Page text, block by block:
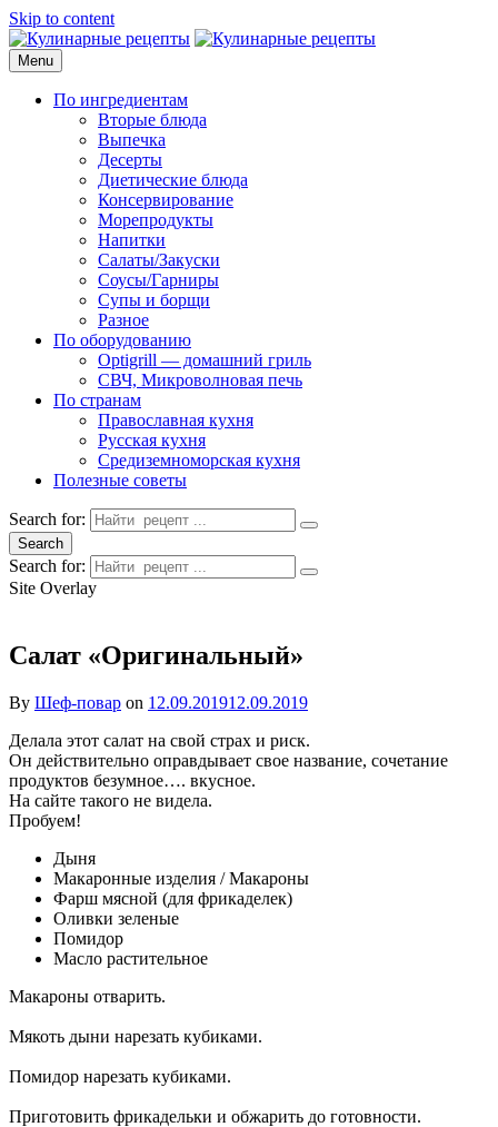
Skip to content
Кулинарные рецепты
для домашнего приготовления
Menu
По ингредиентам
Вторые блюда
Выпечка
Десерты
Диетические блюда
Консервирование
Морепродукты
Напитки
Салаты/Закуски
Соусы/Гарниры
Супы и борщи
Разное
По оборудованию
Optigrill — домашний гриль
СВЧ, Микроволновая печь
По странам
Православная кухня
Русская кухня
Средиземноморская кухня
Полезные советы
Search for:
Search
Search for:
Site Overlay
Салат «Оригинальный»
By Шеф-повар on 12.09.201912.09.2019
Делала этот салат на свой страх и риск.
Он действительно оправдывает свое название, сочетание
продуктов безумное…. вкусное.
На сайте такого не видела.
Пробуем!
Дыня
Макаронные изделия / Макароны
Фарш мясной (для фрикаделек)
Оливки зеленые
Помидор
Масло растительное
Макароны отварить.
Мякоть дыни нарезать кубиками.
Помидор нарезать кубиками.
Приготовить фрикадельки и обжарить до готовности.